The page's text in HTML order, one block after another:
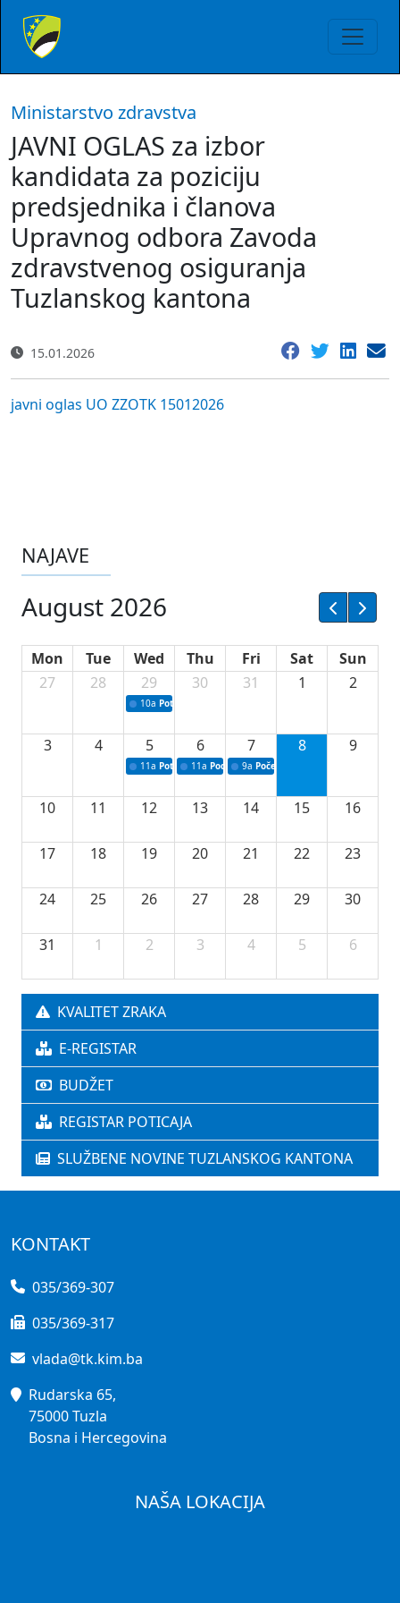
Ministarstvo zdravstva
JAVNI OGLAS za izbor
kandidata za poziciju
predsjednika i članova
Upravnog odbora Zavoda
zdravstvenog osiguranja
Tuzlanskog kantona
15.01.2026
javni oglas UO ZZOTK 15012026
NAJAVE
August 2026
Mon Tue Wed Thu Fri Sat
Sun
27
28 29
10a Potpisivanje ugovora sa neprofitnim
30 31 1 2
3 4 5
11a Potpisivanje ugovora o stipendijama za
6
11a Podrška razvoju vodne infrastrukture u
7
9a Početak izgradnje nove
8 9
10 11 12 13 14 15 16
17 18 19 20 21 22 23
24 25 26 27 28 29 30
31 1 2 3 4 5 6
KVALITET ZRAKA
E-REGISTAR
BUDŽET
REGISTAR POTICAJA
SLUŽBENE NOVINE TUZLANSKOG KANTONA
KONTAKT
035/369-307
035/369-317
vlada@tk.kim.ba
Rudarska 65,
75000 Tuzla
Bosna i Hercegovina
NAŠA LOKACIJA